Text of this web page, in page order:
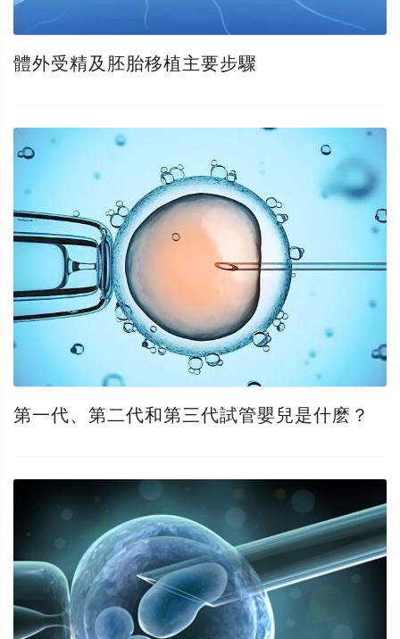
體外受精及胚胎移植主要步驟
第一代、第二代和第三代試管嬰兒是什麽？